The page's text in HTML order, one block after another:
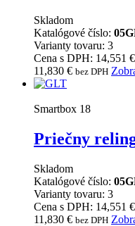
Skladom
Katalógové číslo:
Varianty tovaru: 3
Cena s DPH: 14,551 €
11,830 € bez DPH
Smartbox 18
Priečny
Skladom
Katalógové číslo:
Varianty tovaru: 3
Cena s DPH: 14,551 €
11,830 € bez DPH